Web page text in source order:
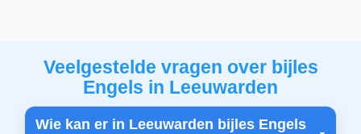
Veelgestelde vragen over bijles
Engels in Leeuwarden
Wie kan er in Leeuwarden bijles Engels